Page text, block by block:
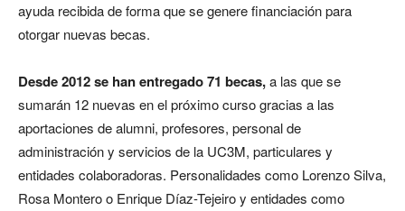
ayuda recibida de forma que se genere financiación para
otorgar nuevas becas.
Desde 2012 se han entregado 71 becas,a las que se
sumarán 12 nuevas en el próximo curso gracias a las
aportaciones de alumni, profesores, personal de
administración y servicios de la UC3M, particulares y
entidades colaboradoras. Personalidades como Lorenzo Silva,
Rosa Montero o Enrique Díaz-Tejeiro y entidades como